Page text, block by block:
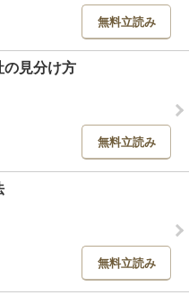
無料立読み
の見分け方
無料立読み
無料立読み